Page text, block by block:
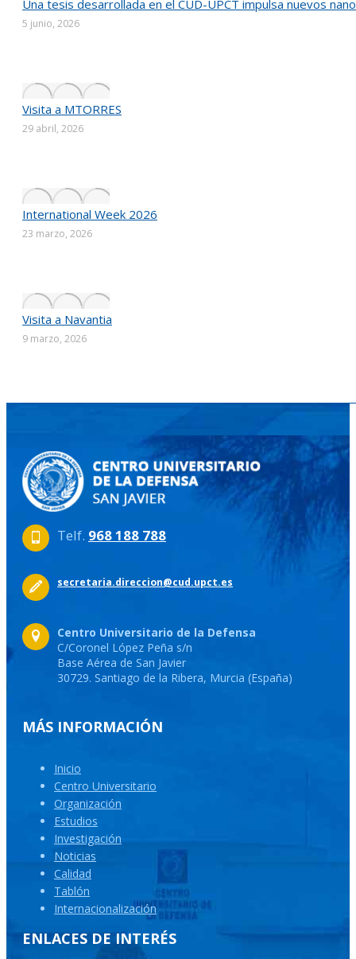
Una tesis desarrollada en el CUD-UPCT impulsa nuevos
5 junio, 2026
Visita a MTORRES
29 abril, 2026
International Week 2026
23 marzo, 2026
Visita a Navantia
9 marzo, 2026
Telf. 968 188 788
secretaria.direccion@cud.upct.es
Centro Universitario de la Defensa
C/Coronel López Peña s/n
Base Aérea de San Javier
30729. Santiago de la Ribera, Murcia (España)
MÁS INFORMACIÓN
Inicio
Centro Universitario
Organización
Estudios
Investigación
Noticias
Calidad
Tablón
Internacionalización
ENLACES DE INTERÉS